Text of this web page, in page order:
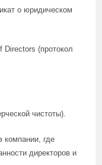
о юридическом
(протокол
чистоты).
компании, где
директоров и